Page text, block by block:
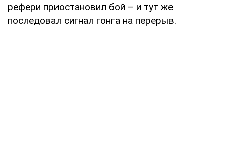
рефери приостановил бой – и тут же
последовал сигнал гонга на перерыв.